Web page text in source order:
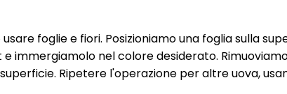
foglie e fiori. Posizioniamo una foglia sulla
immergiamolo nel colore desiderato.
Ripetere l'operazione per altre uova,